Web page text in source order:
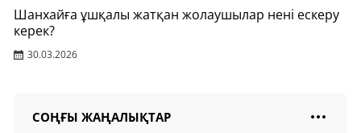
Шанхайға ұшқалы жатқан жолаушылар нені ескеру
керек?
30.03.2026
СОҢҒЫ ЖАҢАЛЫҚТАР